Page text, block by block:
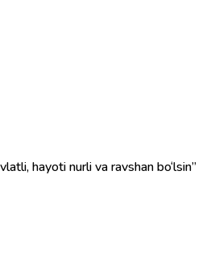
hayoti nurli va ravshan bo‘lsin”